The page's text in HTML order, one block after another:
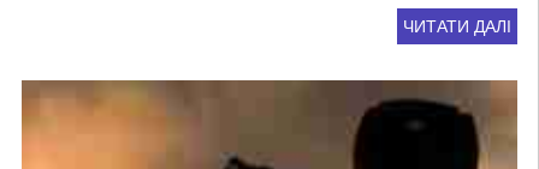
ЧИТАТИ ДАЛІ